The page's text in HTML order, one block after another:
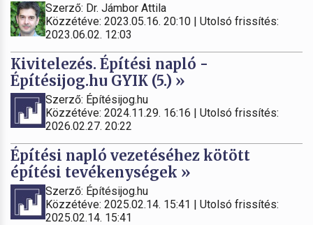
Szerző: Dr. Jámbor Attila
Közzétéve: 2023.05.16. 20:10 | Utolsó frissítés:
2023.06.02. 12:03
Kivitelezés. Építési napló -
Építésijog.hu GYIK (5.) »
Szerző: Építésijog.hu
Közzétéve: 2024.11.29. 16:16 | Utolsó frissítés:
2026.02.27. 20:22
Építési napló vezetéséhez kötött
építési tevékenységek »
Szerző: Építésijog.hu
Közzétéve: 2025.02.14. 15:41 | Utolsó frissítés:
2025.02.14. 15:41